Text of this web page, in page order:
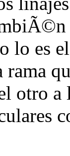
lo es
otro a